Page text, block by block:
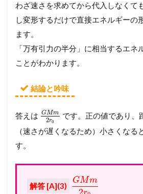
わざ速さを求めてから代入しなくて
し変形するだけで直接エネルギーの
ます。
「万有引力の半分」に相当するエネ
ことがわかります。
結論と吟味
答えは GMm
2r0
です。正の値であり、
（速さが遅くなるため）小さくなる
す。
解答 [A](3)
GMm